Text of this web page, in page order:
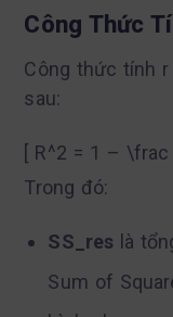
Công Thức
Công thức tính
sau:
[ R^2 = 1 – \frac
Trong đó:
SS_res là
Sum of